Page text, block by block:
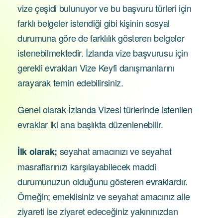
vize çeşidi bulunuyor ve bu başvuru türleri için
farklı belgeler istendiği gibi kişinin sosyal
durumuna göre de farklılık gösteren belgeler
istenebilmektedir. İzlanda vize başvurusu için
gerekli evrakları Vize Keyfi danışmanlarını
arayarak temin edebilirsiniz.
Genel olarak İzlanda Vizesi türlerinde istenilen
evraklar iki ana başlıkta düzenlenebilir.
İlk olarak; seyahat amacınızı ve seyahat
masraflarınızı karşılayabilecek maddi
durumunuzun olduğunu gösteren evraklardır.
Örneğin; emeklisiniz ve seyahat amacınız aile
ziyareti ise ziyaret edeceğiniz yakınınızdan